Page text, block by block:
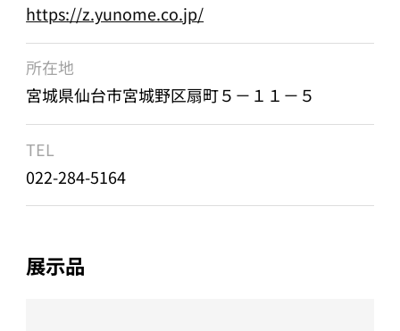
https://z.yunome.co.jp/
所在地
宮城県仙台市宮城野区扇町５－１１－５
TEL
022-284-5164
展示品